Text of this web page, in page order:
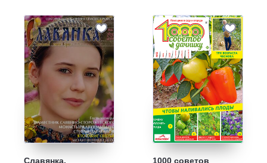
Славянка.
1000 советов